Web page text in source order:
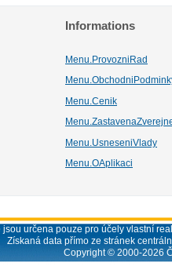
Informations
Menu.ProvozniRad
Menu.Cenik
Menu.UsneseniVlady
Menu.OAplikaci
určena pouze pro účely vlastní
Získaná data přímo ze stránek
Copyright © 2000-2026